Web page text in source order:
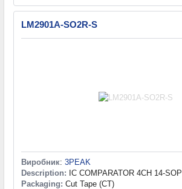
LM2901A-SO2R-S
Виробник: 3PEAK
Description: IC COMPARATOR 4CH 14-SOP
Packaging: Cut Tape (CT)